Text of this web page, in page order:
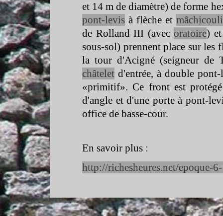
et 14 m de diamètre) de forme
pont-levis à flèche et
de Rolland III (avec oratoire)
sous-sol) prennent place sur les
la tour d'Acigné (seigneur de
châtelet d'entrée, à double pont-
«primitif». Ce front est
d'angle et d'une porte à pont-
office de basse-cour.
En savoir plus :
http://richesheures.net/epoque-6-